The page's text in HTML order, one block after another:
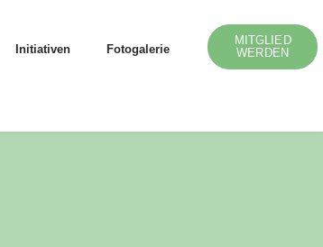
Initiativen Fotogalerie
MITGLIED
WERDEN